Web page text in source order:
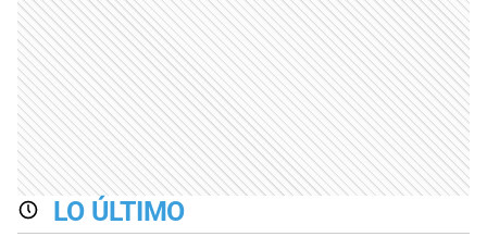
LO ÚLTIMO